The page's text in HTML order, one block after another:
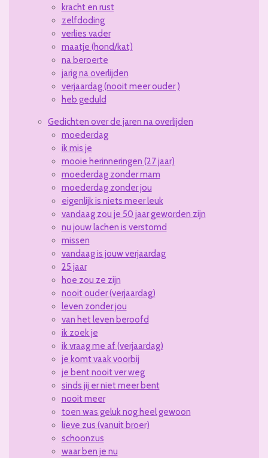
kracht en rust
zelfdoding
verlies vader
maatje (hond/kat)
na beroerte
jarig na overlijden
verjaardag (nooit meer ouder )
heb geduld
Gedichten over de jaren na overlijden
moederdag
ik mis je
mooie herinneringen (27 jaar)
moederdag zonder mam
moederdag zonder jou
eigenlijk is niets meer leuk
vandaag zou je 50 jaar geworden zijn
nu jouw lachen is verstomd
missen
vandaag is jouw verjaardag
25 jaar
hoe zou ze zijn
nooit ouder (verjaardag)
leven zonder jou
van het leven beroofd
ik zoek je
ik vraag me af (verjaardag)
je komt vaak voorbij
je bent nooit ver weg
sinds jij er niet meer bent
nooit meer
toen was geluk nog heel gewoon
lieve zus (vanuit broer)
schoonzus
waar ben je nu